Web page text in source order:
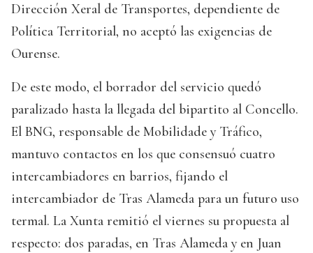
Dirección Xeral de Transportes, dependiente de
Política Territorial, no aceptó las exigencias de
Ourense.
De este modo, el borrador del servicio quedó
paralizado hasta la llegada del bipartito al Concello.
El BNG, responsable de Mobilidade y Tráfico,
mantuvo contactos en los que consensuó cuatro
intercambiadores en barrios, fijando el
intercambiador de Tras Alameda para un futuro uso
termal. La Xunta remitió el viernes su propuesta al
respecto: dos paradas, en Tras Alameda y en Juan